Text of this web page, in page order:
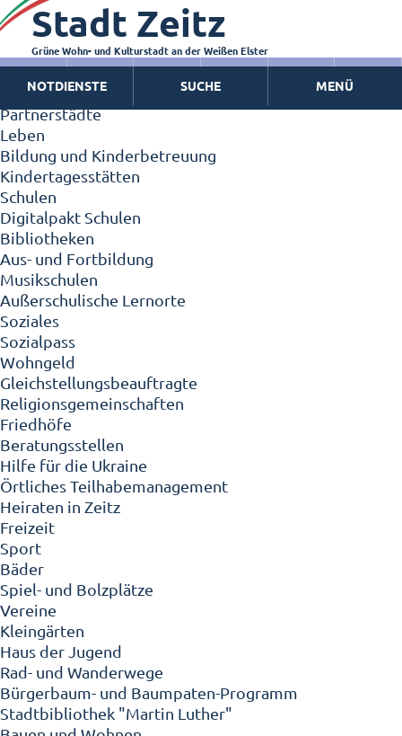
Zeitz - Die Kleinstadt
Willkommen in Zeitz!
Interview mit Oberbürgermeister Christian Thieme
Zeitz - Stadt der Zukunft
Ortschaften
Partnerstädte
Leben
Bildung und Kinderbetreuung
Kindertagesstätten
Schulen
Digitalpakt Schulen
Bibliotheken
Aus- und Fortbildung
Musikschulen
Außerschulische Lernorte
Soziales
Sozialpass
Wohngeld
Gleichstellungsbeauftragte
Religionsgemeinschaften
Friedhöfe
Beratungsstellen
Hilfe für die Ukraine
Örtliches Teilhabemanagement
Heiraten in Zeitz
Freizeit
Sport
Bäder
Spiel- und Bolzplätze
Vereine
Kleingärten
Haus der Jugend
Rad- und Wanderwege
Bürgerbaum- und Baumpaten-Programm
Stadtbibliothek "Martin Luther"
Stadt Zeitz
Grüne Wohn- und Kulturstadt an der Weißen Elster
NOTDIENSTE SUCHE MENÜ